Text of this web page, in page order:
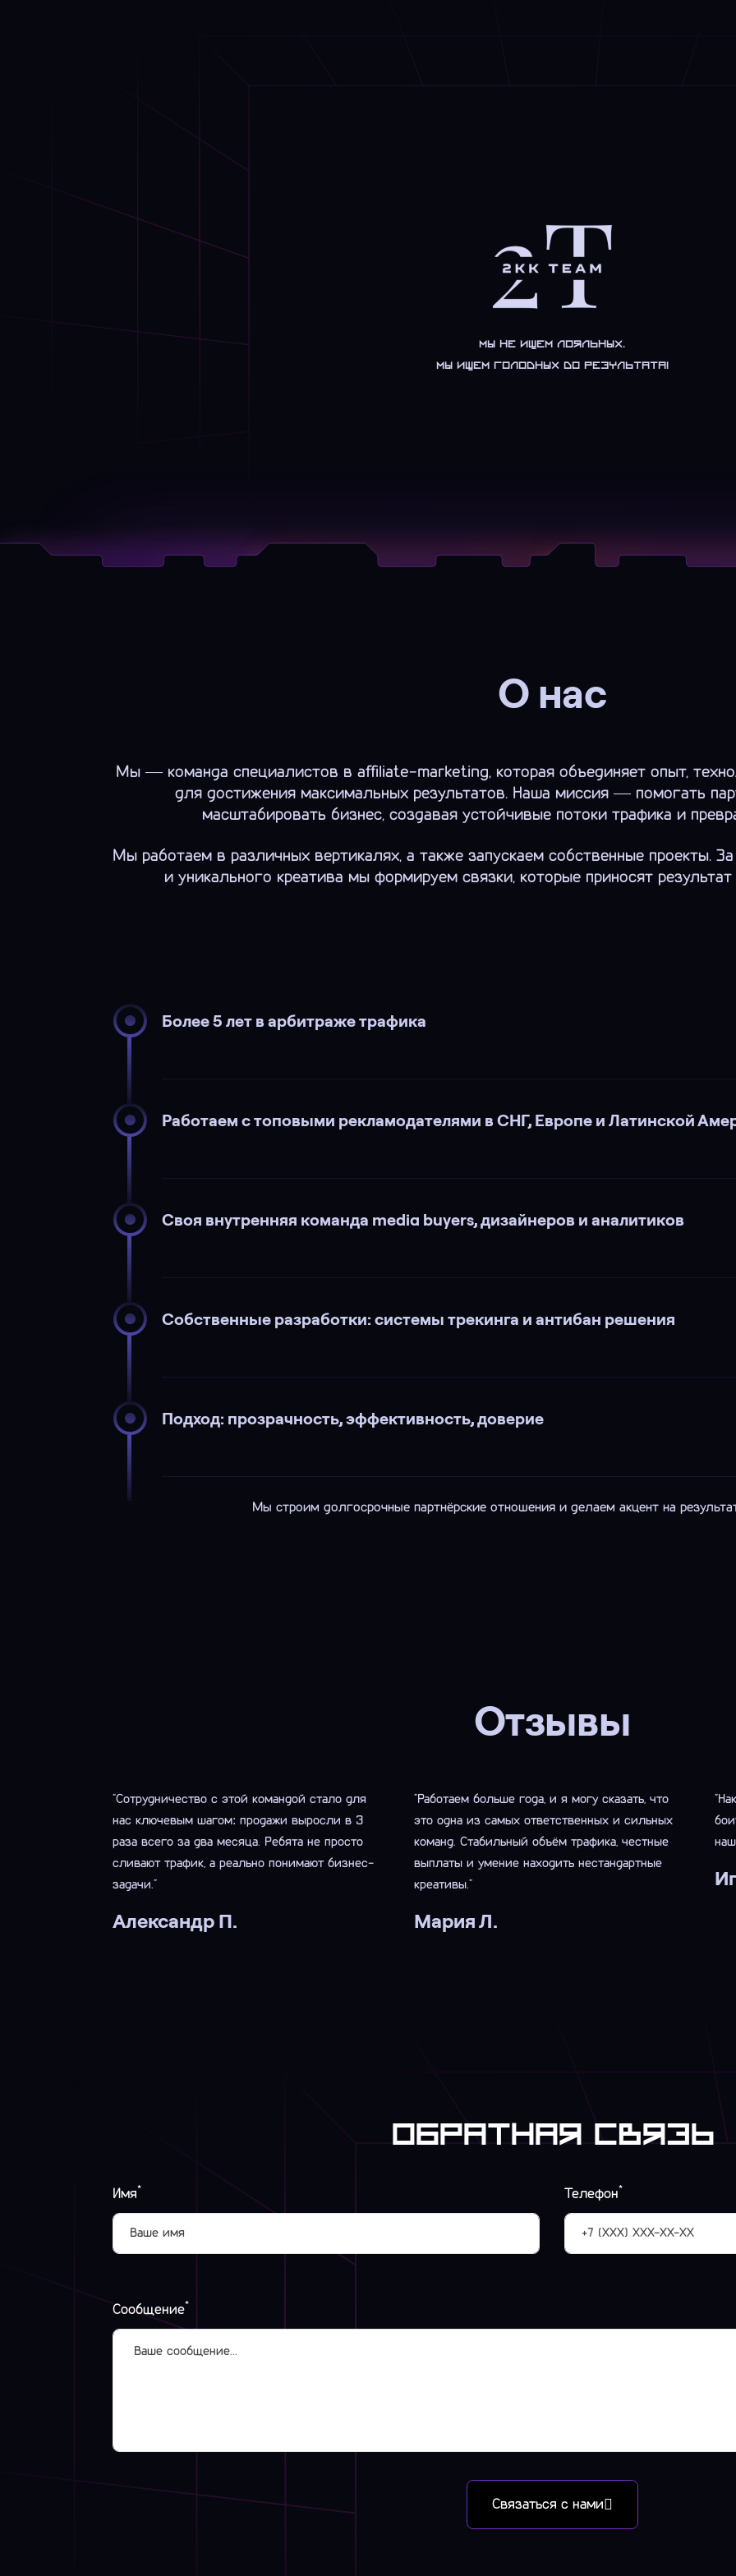
Мы не ищем лояльных.
Мы ищем голодных до результата!
О нас
Мы — команда специалистов в affiliate-marketing, которая объединяет опыт,
для достижения максимальных результатов. Наша миссия — помогать
масштабировать бизнес, создавая устойчивые потоки трафика и
Мы работаем в различных вертикалях, а также запускаем собственные проекты.
и уникального креатива мы формируем связки, которые приносят
Более 5 лет в арбитраже трафика
Работаем с топовыми рекламодателями в СНГ, Европе и Латинской
Своя внутренняя команда media buyers, дизайнеров и аналитиков
Собственные разработки: системы трекинга и антибан решения
Подход: прозрачность, эффективность, доверие
Мы строим долгосрочные партнёрские отношения и делаем акцент на
Отзывы
"Сотрудничество с этой командой стало для
нас ключевым шагом: продажи выросли в 3
раза всего за два месяца. Ребята не просто
сливают трафик, а реально понимают бизнес-
задачи."
Александр П.
"Работаем больше года, и я могу сказать, что
это одна из самых ответственных и сильных
команд. Стабильный объём трафика, честные
выплаты и умение находить нестандартные
креативы."
Мария Л.
Обратная связь
Имя* Телефон*
Сообщение*
Связаться с нами